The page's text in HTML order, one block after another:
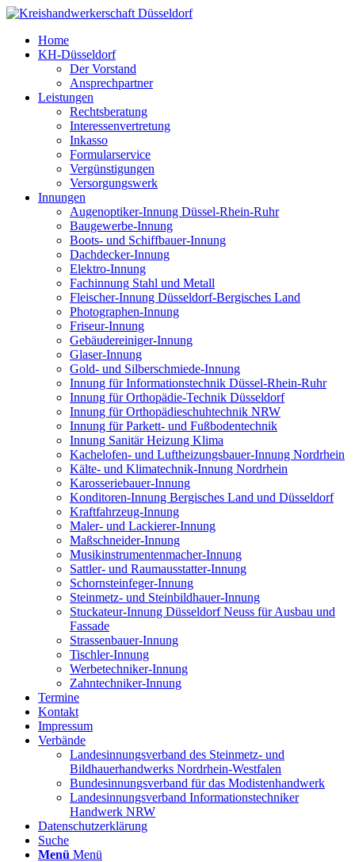
Home
KH-Düsseldorf
Der Vorstand
Ansprechpartner
Leistungen
Rechtsberatung
Interessenvertretung
Inkasso
Formularservice
Vergünstigungen
Versorgungswerk
Innungen
Augenoptiker-Innung Düssel-Rhein-Ruhr
Baugewerbe-Innung
Boots- und Schiffbauer-Innung
Dachdecker-Innung
Elektro-Innung
Fachinnung Stahl und Metall
Fleischer-Innung Düsseldorf-Bergisches Land
Photographen-Innung
Friseur-Innung
Gebäudereiniger-Innung
Glaser-Innung
Gold- und Silberschmiede-Innung
Innung für Informationstechnik Düssel-Rhein-Ruhr
Innung für Orthopädie-Technik Düsseldorf
Innung für Orthopädieschuhtechnik NRW
Innung für Parkett- und Fußbodentechnik
Innung Sanitär Heizung Klima
Kachelofen- und Luftheizungsbauer-Innung Nordrhein
Kälte- und Klimatechnik-Innung Nordrhein
Karosseriebauer-Innung
Konditoren-Innung Bergisches Land und Düsseldorf
Kraftfahrzeug-Innung
Maler- und Lackierer-Innung
Maßschneider-Innung
Musikinstrumentenmacher-Innung
Sattler- und Raumausstatter-Innung
Schornsteinfeger-Innung
Steinmetz- und Steinbildhauer-Innung
Stuckateur-Innung Düsseldorf Neuss für Ausbau und
Fassade
Strassenbauer-Innung
Tischler-Innung
Werbetechniker-Innung
Zahntechniker-Innung
Termine
Kontakt
Impressum
Verbände
Landesinnungsverband des Steinmetz- und
Bildhauerhandwerks Nordrhein-Westfalen
Bundesinnungsverband für das Modistenhandwerk
Landesinnungsverband Informationstechniker
Handwerk NRW
Datenschutzerklärung
Suche
Menü Menü